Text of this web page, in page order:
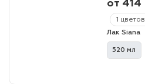
1 цветов
от
Лак Siana
520 мл